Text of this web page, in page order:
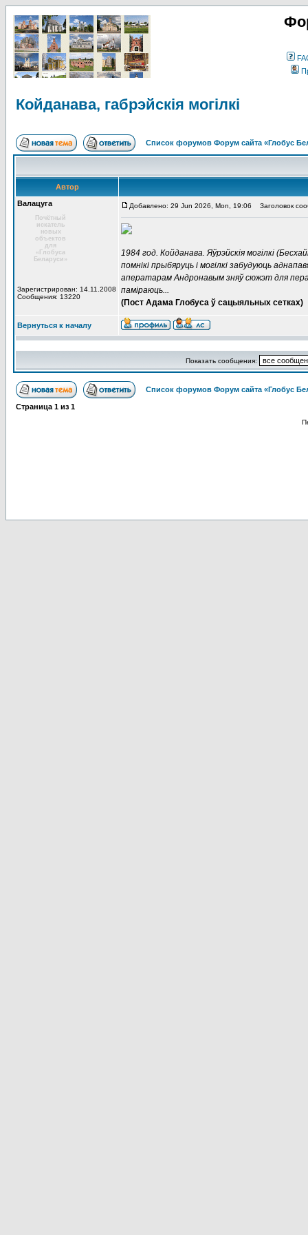
Койданава, габрэйскія могілкі
Список форумов Форум сайта «Глобус
Автор
Валацуга
Почётный
искатель
новых
объектов
для
«Глобуса
Беларуси»
Зарегистрирован: 14.11.2008
Сообщения: 13220
Добавлено: 29 Jun 2026, Mon, 19:06 Заголовок
1984 год. Койданава. Яўрэйскія могілкі
помнікі прыбяруць і могілкі забудуюць
аператарам Андронавым зняў сюжэт для
паміраюць...
(Пост Адама Глобуса ў сацыяльных сетках)
Вернуться к началу
Показать сообщения:
Список форумов Форум сайта «Глобус
Страница 1 из 1